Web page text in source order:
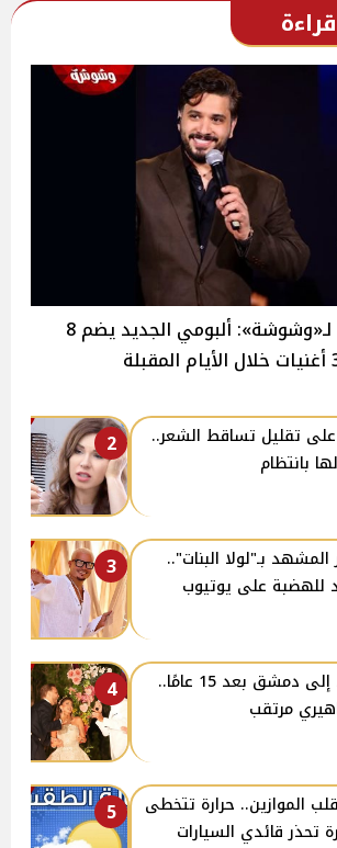
مصطفى حجاج لـ«وشوشة»: ألبومي الجديد يضم 8
2
تقليل تساقط الشعر..
بانتظام
3
بـ"لولا البنات"..
للهضبة على يوتيوب
4
راغب علامة يعود إلى دمشق بعد 15 عامًا..
مرتقب
5
الموازين.. حرارة تتخطى